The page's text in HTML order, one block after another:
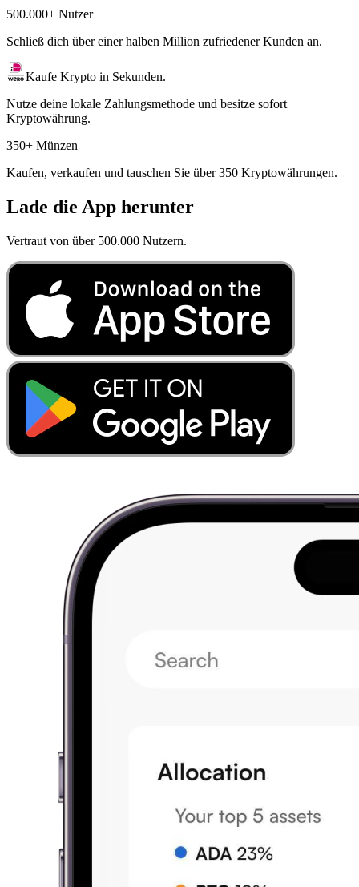
500.000+ Nutzer
Schließ dich über einer halben Million zufriedener Kunden an.
Kaufe Krypto in Sekunden.
Nutze deine lokale Zahlungsmethode und besitze sofort
Kryptowährung.
350+ Münzen
Kaufen, verkaufen und tauschen Sie über 350 Kryptowährungen.
Lade die App herunter
Vertraut von über 500.000 Nutzern.